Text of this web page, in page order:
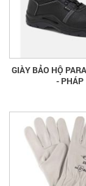
GIÀY BẢO HỘ
- PHÁP